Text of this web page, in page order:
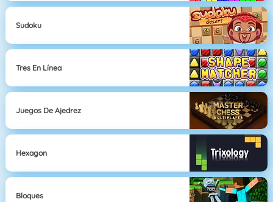
Sudoku
Tres En Línea
Juegos De Ajedrez
Hexagon
Bloques